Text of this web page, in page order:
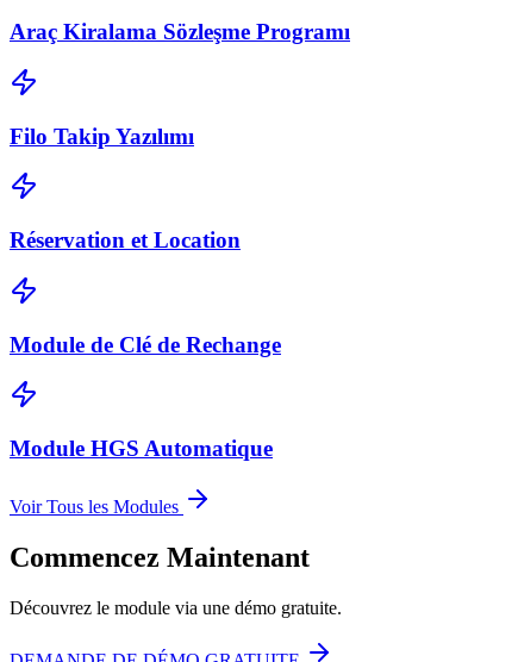
Araç Kiralama Sözleşme Programı
Filo Takip Yazılımı
Réservation et Location
Module de Clé de Rechange
Module HGS Automatique
Voir Tous les Modules
Commencez Maintenant
Découvrez le module via une démo gratuite.